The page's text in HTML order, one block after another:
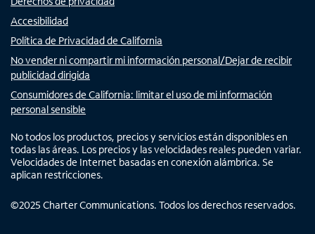
Accesibilidad
Política de Privacidad de California
No vender ni compartir mi información personal/Dejar de recibir
publicidad dirigida
Consumidores de California: limitar el uso de mi información
personal sensible
No todos los productos, precios y servicios están disponibles en
todas las áreas. Los precios y las velocidades reales pueden variar.
Velocidades de Internet basadas en conexión alámbrica. Se
aplican restricciones.
©2025 Charter Communications. Todos los derechos reservados.